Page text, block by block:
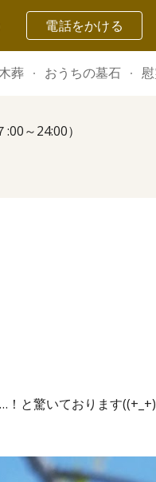
Skip to
電話をかける
葬 おうちの墓石
～24:00）
と驚いております